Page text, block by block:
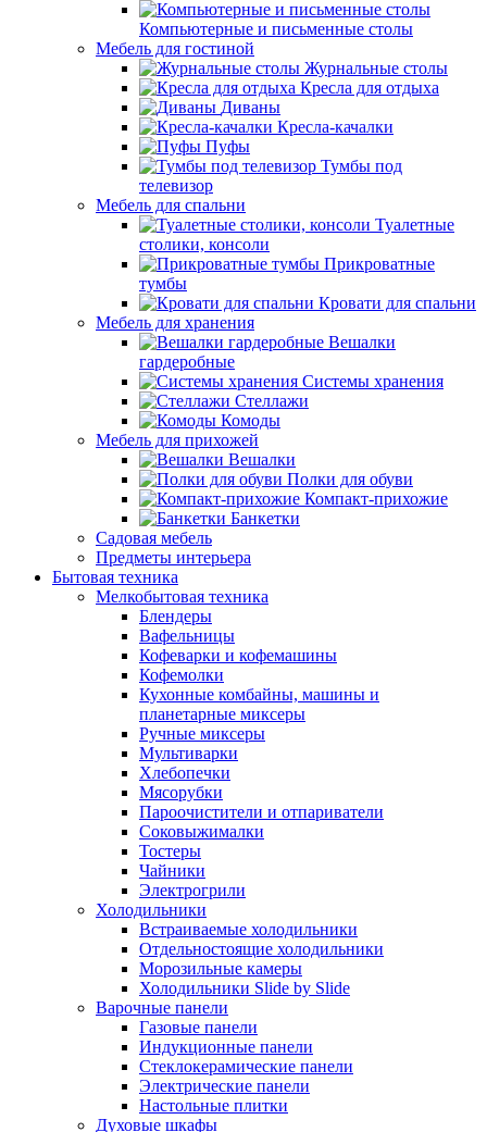
Компьютерные и письменные столы
Мебель для гостиной
Журнальные столы
Кресла для отдыха
Диваны
Кресла-качалки
Пуфы
Тумбы под
телевизор
Мебель для спальни
Туалетные
столики, консоли
Прикроватные
тумбы
Кровати для спальни
Мебель для хранения
Вешалки
гардеробные
Системы хранения
Стеллажи
Комоды
Мебель для прихожей
Вешалки
Полки для обуви
Компакт-прихожие
Банкетки
Садовая мебель
Предметы интерьера
Бытовая техника
Мелкобытовая техника
Блендеры
Вафельницы
Кофеварки и кофемашины
Кофемолки
Кухонные комбайны, машины и
планетарные миксеры
Ручные миксеры
Мультиварки
Хлебопечки
Мясорубки
Пароочистители и отпариватели
Соковыжималки
Тостеры
Чайники
Электрогрили
Холодильники
Встраиваемые холодильники
Отдельностоящие холодильники
Морозильные камеры
Холодильники Slide by Slide
Варочные панели
Газовые панели
Индукционные панели
Стеклокерамические панели
Электрические панели
Настольные плитки
Духовые шкафы